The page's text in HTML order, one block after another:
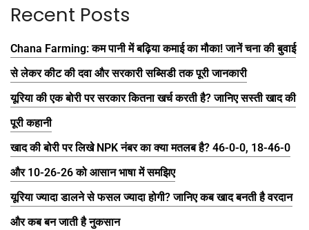
Recent Posts
Chana Farming: कम पानी में बढ़िया कमाई का मौका! जानें चना की बुवाई
से लेकर कीट की दवा और सरकारी सब्सिडी तक पूरी जानकारी
यूरिया की एक बोरी पर सरकार कितना खर्च करती है? जानिए सस्ती खाद की
पूरी कहानी
खाद की बोरी पर लिखे NPK नंबर का क्या मतलब है? 46-0-0, 18-46-0
और 10-26-26 को आसान भाषा में समझिए
यूरिया ज्यादा डालने से फसल ज्यादा होगी? जानिए कब खाद बनती है वरदान
और कब बन जाती है नुकसान